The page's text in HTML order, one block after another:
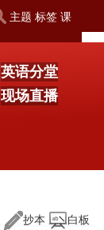
主题 标签 课
英语分堂
现场直播
抄本 白板